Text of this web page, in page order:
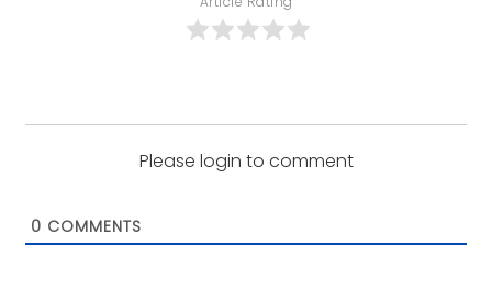
Please login to comment
0 COMMENTS